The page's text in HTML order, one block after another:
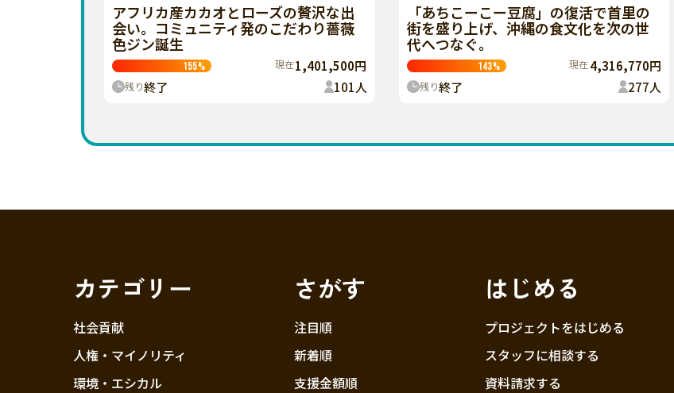
アフリカ産カカオとローズの贅沢な出
会い。コミュニティ発のこだわり薔薇
色ジン誕生
155% 現在1,401,500円
残り終了 101人
「あちこーこー豆腐」の復活で首里の
街を盛り上げ、沖縄の食文化を次の世
代へつなぐ。
143% 現在4,316,770円
残り終了 277人
カテゴリー
社会貢献
人権・マイノリティ
環境・エシカル
さがす
注目順
新着順
支援金額順
はじめる
プロジェクトをはじめる
スタッフに相談する
資料請求する